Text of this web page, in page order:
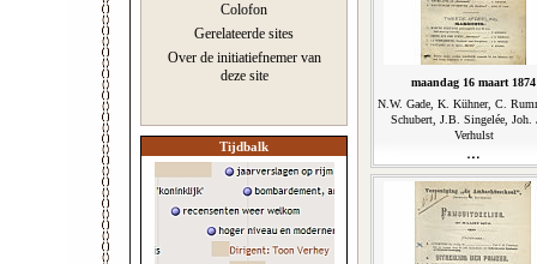
Colofon
Gerelateerde sites
Over de initiatiefnemer van
deze site
Tijdbalk
maandag 16 maart 1874
N.W. Gade, K. Kühner, C.
Schubert, J.B. Singelée, Joh.
Verhulst